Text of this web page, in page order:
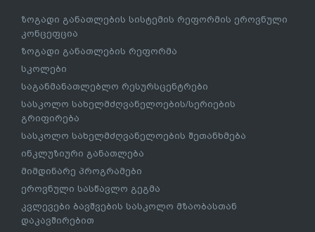
ზოგადი განათლების სისტემის რეფორმის ეროვნული
კონცეფცია
ზოგადი განათლების რეფორმა
სკოლები
საგანმანათლებლო რესურსცენტრები
სასკოლო სახელმძღვანელოების/სერიების
გრიფირება
სასკოლო სახელმძღვანელოების შეთანხმება
ინკლუზიური განათლება
მიმდინარე პროგრამები
ეროვნული სასწავლო გეგმა
კვლევები ბავშვების სასკოლო მზაობასთან
დაკავშირებით